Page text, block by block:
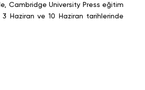
Cambridge University Press eğitim
3 Haziran ve 10 Haziran tarihlerinde